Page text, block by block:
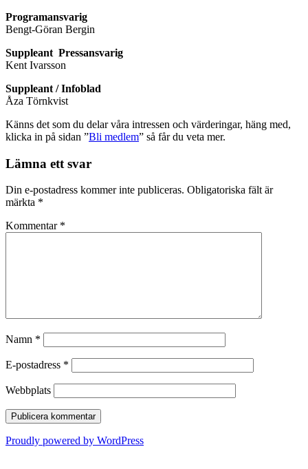
Programansvarig
Bengt-Göran Bergin
Suppleant Pressansvarig
Kent Ivarsson
Suppleant / Infoblad
Åza Törnkvist
Känns det som du delar våra intressen och värderingar, häng med,
klicka in på sidan ”Bli medlem” så får du veta mer.
Lämna ett svar
Din e-postadress kommer inte publiceras. Obligatoriska fält är
märkta *
Kommentar *
Namn *
E-postadress *
Webbplats
Proudly powered by WordPress